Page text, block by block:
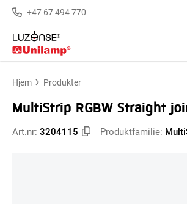
+47 67 494 770
Hjem Produkter
MultiStrip RGBW Straight
Art.nr: 3204115 Produktfamilie: